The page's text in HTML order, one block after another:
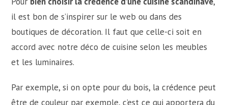
il est bon de s’inspirer sur le web ou dans des
boutiques de décoration. Il faut que celle-ci soit en
accord avec notre déco de cuisine selon les meubles
et les luminaires.
Par exemple, si on opte pour du bois, la crédence peut
être de couleur par exemple, c’est ce qui apportera du